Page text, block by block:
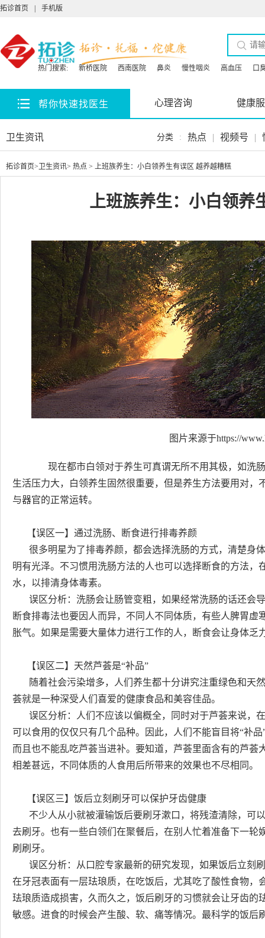
拓诊首页 手机版
热门搜索: 新桥医院 西南医院 鼻炎 慢性咽炎 高血压 口
帮你快速找医生 心理咨询 健康
卫生资讯 分类 : 热点 | 视频号 |
拓诊首页> 卫生资讯> 热点 > 上班族养生：小白领养生有误区 越养越糟糕
上班族养生：小白领养
图片来源于https://
现在都市白领对于养生可真谓无所不用其极，如洗
生活压力大，白领养生固然很重要，但是养生方法要用对
与器官的正常运转。
【误区一】通过洗肠、断食进行排毒养颜
很多明星为了排毒养颜，都会选择洗肠的方式，清楚身
明有光泽。不习惯用洗肠方法的人也可以选择断食的方法
水，以排清身体毒素。
误区分析：洗肠会让肠管变粗，如果经常洗肠的话还会
断食排毒法也要因人而异，不同人不同体质，有些人脾胃
胀气。如果是需要大量体力进行工作的人，断食会让身体乏
【误区二】天然芦荟是“补品”
随着社会污染增多，人们养生都十分讲究注重绿色和天
荟就是一种深受人们喜爱的健康食品和美容佳品。
误区分析：人们不应该以偏概全，同时对于芦荟来说，
可以食用的仅仅只有几个品种。因此，人们不能盲目将“补
而且也不能乱吃芦荟当进补。要知道，芦荟里面含有的芦
相差甚远，不同体质的人食用后所带来的效果也不尽相同。
【误区三】饭后立刻刷牙可以保护牙齿健康
不少人从小就被灌输饭后要刷牙漱口，将残渣清除，可
去刷牙。也有一些白领们在聚餐后，在别人忙着准备下一
刷刷牙。
误区分析：从口腔专家最新的研究发现，如果饭后立刻
在牙冠表面有一层珐琅质，在吃饭后，尤其吃了酸性食物
珐琅质造成损害，久而久之，饭后刷牙的习惯就会让牙齿
敏感。进食的时候会产生酸、软、痛等情况。最科学的饭后